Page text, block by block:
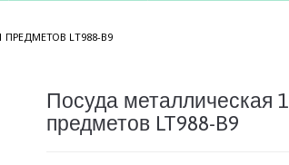
LT988-B9
Посуда металлическая
предметов LT988-B9